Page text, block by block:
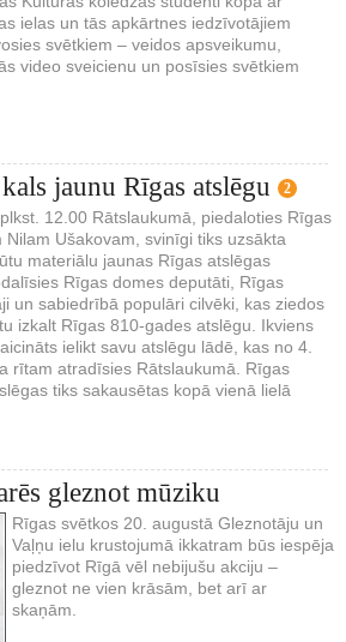
ielas un tās apkārtnes iedzīvotājiem
svētkiem – veidos apsveikumu,
video sveicienu un posīsies svētkiem
jaunu Rīgas atslēgu 2
12.00 Rātslaukumā, piedaloties Rīgas
Ušakovam, svinīgi tiks uzsākta
materiālu jaunas Rīgas atslēgas
Rīgas domes deputāti, Rīgas
un sabiedrībā populāri cilvēki, kas ziedos
izkalt Rīgas 810-gades atslēgu. Ikviens
ielikt savu atslēgu lādē, kas no 4.
rītam atradīsies Rātslaukumā. Rīgas
tiks sakausētas kopā vienā lielā
gleznot mūziku
Rīgas svētkos 20. augustā Gleznotāju un
Vaļņu ielu krustojumā ikkatram būs iespēja
piedzīvot Rīgā vēl nebijušu akciju –
gleznot ne vien krāsām, bet arī ar
skaņām.